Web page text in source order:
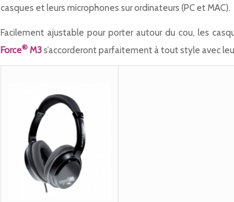
casques et leurs microphones sur ordinateurs (PC et MAC).
Facilement ajustable pour porter autour du cou, les
Force® M3s’accorderont parfaitement à tout style avec